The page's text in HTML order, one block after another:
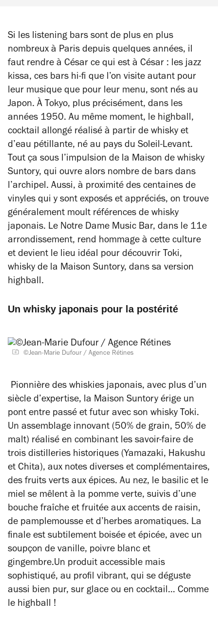
Si les listening bars sont de plus en plus
nombreux à Paris depuis quelques années, il
faut rendre à César ce qui est à César : les jazz
kissa, ces bars hi-fi que l’on visite autant pour
leur musique que pour leur menu, sont nés au
Japon. À Tokyo, plus précisément, dans les
années 1950. Au même moment, le highball,
cocktail allongé réalisé à partir de whisky et
d’eau pétillante, né au pays du Soleil-Levant.
Tout ça sous l’impulsion de la Maison de whisky
Suntory, qui ouvre alors nombre de bars dans
l’archipel. Aussi, à proximité des centaines de
vinyles qui y sont exposés et appréciés, on trouve
généralement moult références de whisky
japonais. Le Notre Dame Music Bar, dans le 11e
arrondissement, rend hommage à cette culture
et devient le lieu idéal pour découvrir Toki,
whisky de la Maison Suntory, dans sa version
highball.
Un whisky japonais pour la postérité
©Jean-Marie Dufour / Agence Rétines
Pionnière des whiskies japonais, avec plus d’un
siècle d’expertise, la Maison Suntory érige un
pont entre passé et futur avec son whisky Toki.
Un assemblage innovant (50% de grain, 50% de
malt) réalisé en combinant les savoir-faire de
trois distilleries historiques (Yamazaki, Hakushu
et Chita), aux notes diverses et complémentaires,
des fruits verts aux épices. Au nez, le basilic et le
miel se mêlent à la pomme verte, suivis d’une
bouche fraîche et fruitée aux accents de raisin,
de pamplemousse et d’herbes aromatiques. La
finale est subtilement boisée et épicée, avec un
soupçon de vanille, poivre blanc et
gingembre.Un produit accessible mais
sophistiqué, au profil vibrant, qui se déguste
aussi bien pur, sur glace ou en cocktail… Comme
le highball !